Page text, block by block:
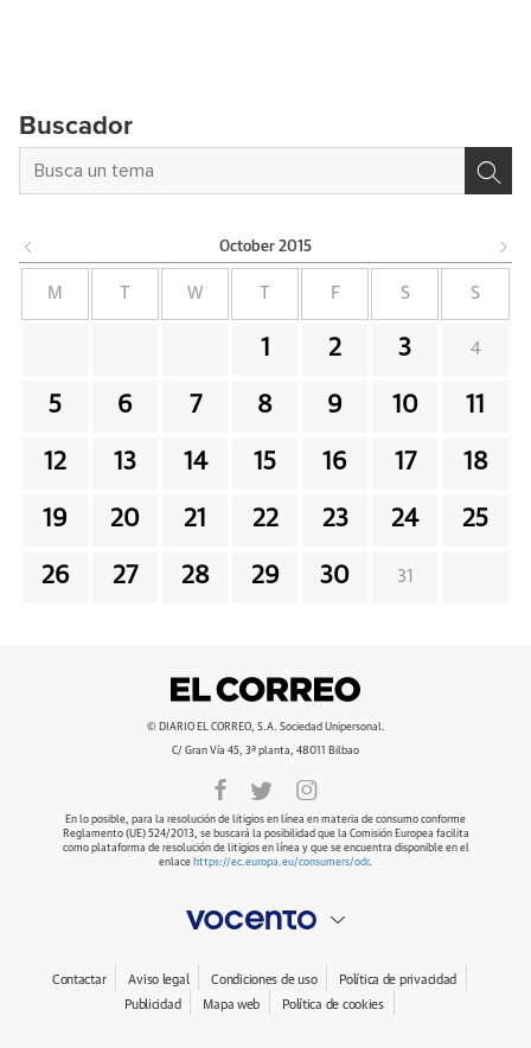
Buscador
October 2015
M W F S S
1 2 3 4
5 6 7 8 9 10 11
12 13 14 15 16 17 18
19 20 21 22 23 24 25
26 27 28 29 30 31
© DIARIO EL CORREO, S.A. Sociedad Unipersonal.
C/ Gran Vía 45, 3ª planta, 48011 Bilbao
En lo posible, para la resolución de litigios en línea en materia de consumo conforme
Reglamento (UE) 524/2013, se buscará la posibilidad que la Comisión Europea facilita
como plataforma de resolución de litigios en línea y que se encuentra disponible en el
enlace https://ec.europa.eu/consumers/odr.
Contactar Aviso legal Condiciones de uso
Política de privacidad
Publicidad
Mapa web Política de cookies